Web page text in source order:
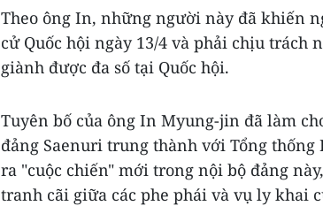
Theo ông In, những người này đã khiến
cử Quốc hội ngày 13/4 và phải chịu trách
giành được đa số tại Quốc hội.
Tuyên bố của ông In Myung-jin đã làm
đảng Saenuri trung thành với Tổng thống
ra "cuộc chiến" mới trong nội bộ đảng
tranh cãi giữa các phe phái và vụ ly khai